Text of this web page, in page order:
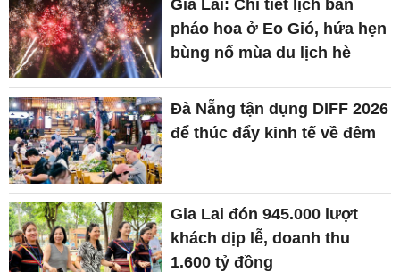
Gia Lai: Chi tiết lịch bắn
pháo hoa ở Eo Gió, hứa hẹn
bùng nổ mùa du lịch hè
Đà Nẵng tận dụng DIFF 2026
để thúc đẩy kinh tế về đêm
Gia Lai đón 945.000 lượt
khách dịp lễ, doanh thu
1.600 tỷ đồng